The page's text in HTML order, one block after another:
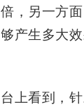
，另一方
产生多大
上看到，